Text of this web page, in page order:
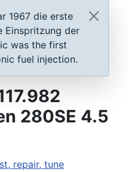
Test and tune
1967 die erste
Einspritzung der
was the first
fuel injection.
280SE 4.5